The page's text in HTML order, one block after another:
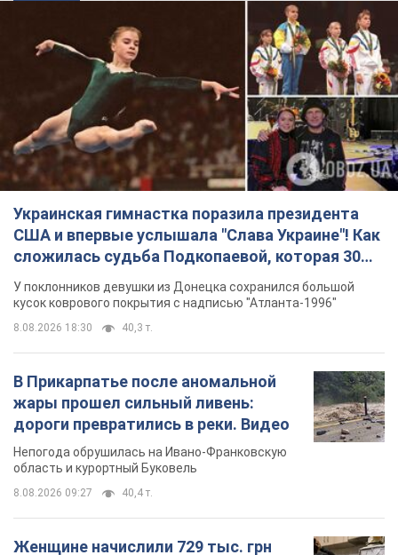
Украинская гимнастка поразила президента
США и впервые услышала "Слава Украине"! Как
сложилась судьба Подкопаевой, которая 30
лет назад завоевала "золото" Олимпиады
У поклонников девушки из Донецка сохранился большой
кусок коврового покрытия с надписью "Атланта-1996"
8.08.2026 18:30 40,3 т.
В Прикарпатье после аномальной
жары прошел сильный ливень:
дороги превратились в реки. Видео
Непогода обрушилась на Ивано-Франковскую
область и курортный Буковель
8.08.2026 09:27 40,4 т.
Женщине начислили 729 тыс. грн